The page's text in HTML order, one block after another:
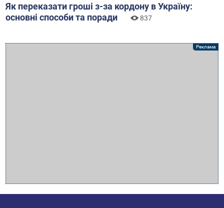
Як переказати гроші з-за кордону в Україну:
основні способи та поради
837